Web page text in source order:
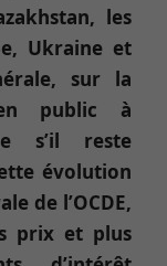
les
Ukraine et
sur la
public à
s’il reste
évolution
de l’OCDE,
prix et plus